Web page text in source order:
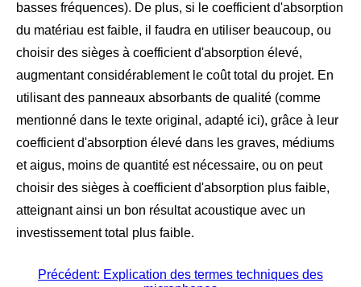
basses fréquences). De plus, si le coefficient d'absorption
du matériau est faible, il faudra en utiliser beaucoup, ou
choisir des sièges à coefficient d'absorption élevé,
augmentant considérablement le coût total du projet. En
utilisant des panneaux absorbants de qualité (comme
mentionné dans le texte original, adapté ici), grâce à leur
coefficient d'absorption élevé dans les graves, médiums
et aigus, moins de quantité est nécessaire, ou on peut
choisir des sièges à coefficient d'absorption plus faible,
atteignant ainsi un bon résultat acoustique avec un
investissement total plus faible.
Précédent: Explication des termes techniques des